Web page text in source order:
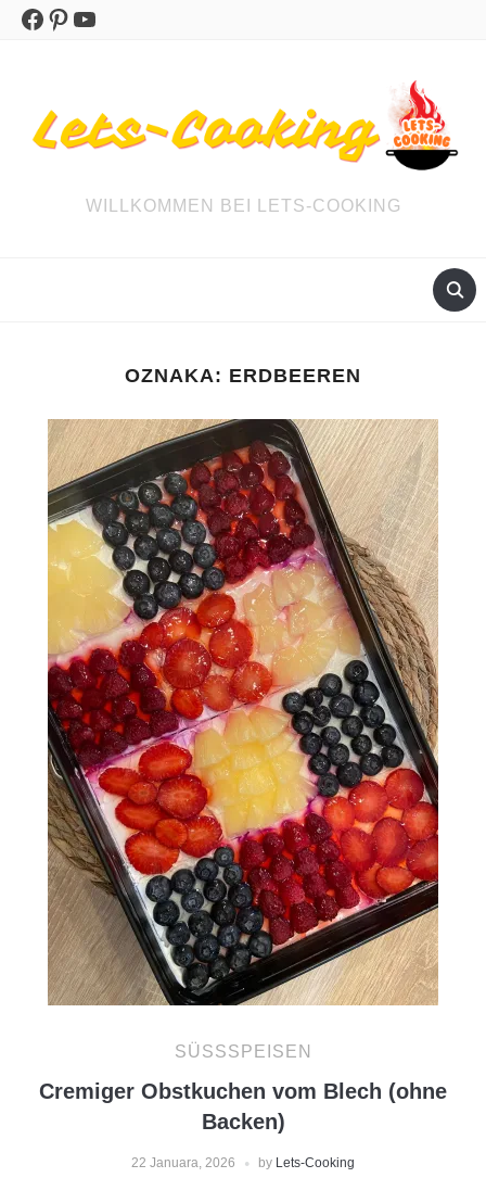
Facebook
Pinterest
YouTube
WILLKOMMEN BEI LETS-COOKING
OZNAKA: ERDBEEREN
SÜSSSPEISEN
Cremiger Obstkuchen vom Blech (ohne
Backen)
22 Januara, 2026 by Lets-Cooking